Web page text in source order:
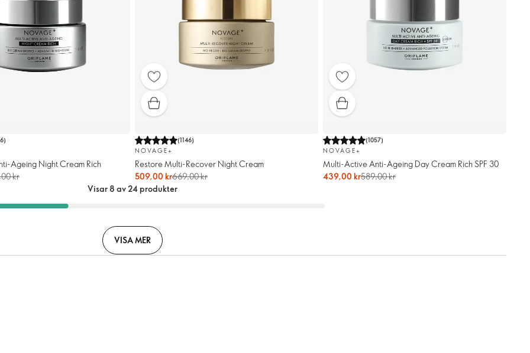
)
Ageing Night Cream Rich
kr
(1146)
NOVAGE+
Restore Multi-Recover Night Cream
509,00 kr669,00 kr
(1057)
NOVAGE+
Multi-Active Anti-Ageing Day Cream Rich SPF 30
439,00 kr589,00 kr
Visar 8 av 24 produkter
VISA MER